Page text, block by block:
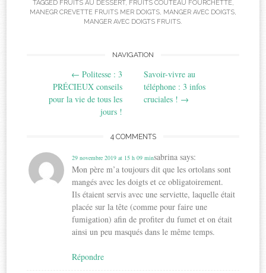
TAGGED FRUITS AU DESSERT, FRUITS COUTEAU FOURCHETTE,
MANEGR CREVETTE FRUITS MER DOIGTS, MANGER AVEC DOIGTS,
MANGER AVEC DOIGTS FRUITS.
navigation
NAVIGATION
← Politesse : 3
PRÉCIEUX conseils
pour la vie de tous les
jours !
Savoir-vivre au
téléphone : 3 infos
cruciales ! →
4 COMMENTS
sabrina says:
29 novembre 2019 at 15 h 09 min
Mon père m’a toujours dit que les ortolans sont
mangés avec les doigts et ce obligatoirement.
Ils étaient servis avec une serviette, laquelle était
placée sur la tête (comme pour faire une
fumigation) afin de profiter du fumet et on était
ainsi un peu masqués dans le même temps.
Répondre